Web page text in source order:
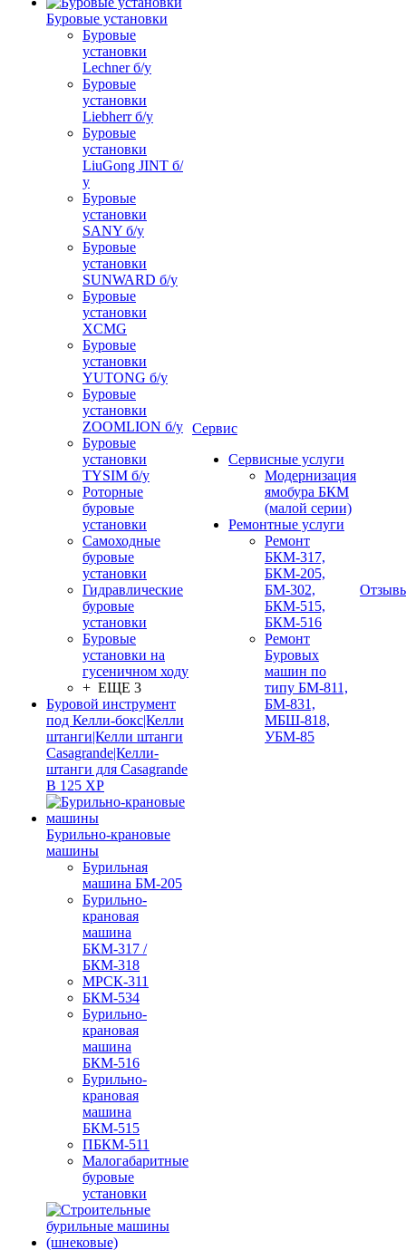
Буровые установки
Буровые
установки
Lechner б/у
Буровые
установки
Liebherr б/у
Буровые
установки
LiuGong JINT б/
у
Буровые
установки
SANY б/у
Буровые
установки
SUNWARD б/у
Буровые
установки
XCMG
Буровые
установки
YUTONG б/у
Буровые
установки
ZOOMLION б/у
Буровые
установки
TYSIM б/у
Роторные
буровые
установки
Самоходные
буровые
установки
Гидравлические
буровые
установки
Буровые
установки на
гусеничном ходу
+ ЕЩЕ 3
Буровой инструмент
под Келли-бокс|Келли
штанги|Келли штанги
Casagrande|Келли-
штанги для Casagrande
B 125 XP
Бурильно-крановые
машины
Бурильная
машина БМ-205
Бурильно-
крановая
машина
БКМ-317 /
БКМ-318
МРСК-311
БКМ-534
Бурильно-
крановая
машина
БКМ-516
Бурильно-
крановая
машина
БКМ-515
ПБКМ-511
Малогабаритные
буровые
установки
Сервис
Сервисные услуги
Модернизация
ямобура БКМ
(малой серии)
Ремонтные услуги
Ремонт
БКМ-317,
БКМ-205,
БМ-302,
БКМ-515,
БКМ-516
Ремонт
Буровых
машин по
типу БМ-811,
БМ-831,
МБШ-818,
УБМ-85